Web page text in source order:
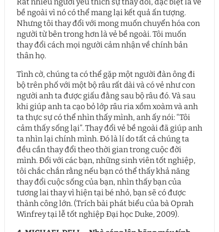
Rất nhiều người yêu thích sự thay đổi, đặc biệt là vẻ
bề ngoài vì nó có thể mang lại kết quả ấn tượng.
Nhưng tôi thay đổi với mong muốn chuyển hóa con
người từ bên trong hơn là vẻ bề ngoài. Tôi muốn
thay đổi cách mọi người cảm nhận về chính bản
thân họ.
Tình cờ, chúng ta có thể gặp một người đàn ông đi
bộ trên phố với một bộ râu rất dài và có vẻ như con
người anh ta được giấu đằng sau bộ râu đó. Và sau
khi giúp anh ta cạo bỏ lớp râu ria xồm xoàm và anh
ta thực sự có thể nhìn thấy mình, anh ấy nói: “Tôi
cảm thấy sống lại”. Thay đổi vẻ bề ngoài đã giúp anh
ta nhìn lại chính mình. Đó là lí do tất cả chúng ta
đều cần thay đổi theo thời gian trong cuộc đời
mình. Đổi với các bạn, những sinh viên tốt nghiệp,
tôi chắc chắn rằng nếu bạn có thể thấy khả năng
thay đổi cuộc sống của bạn, nhìn thấy bạn của
tương lai thay vì hiện tại bé nhỏ, bạn sẽ có được
thành công lớn. (Trích bài phát biểu của bà Oprah
Winfrey tại lễ tốt nghiệp Đại học Duke, 2009).